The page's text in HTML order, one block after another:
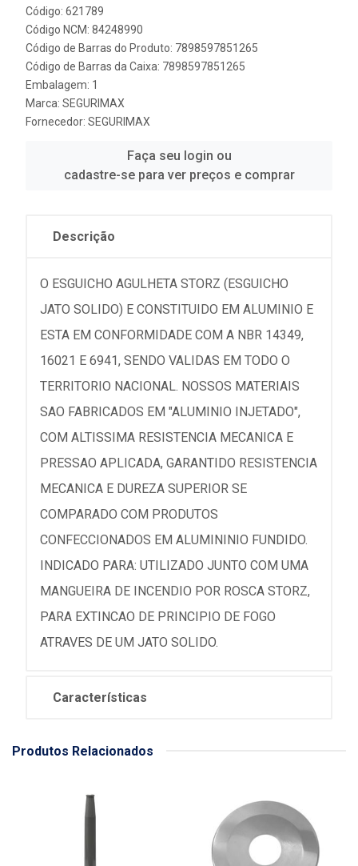
Código: 621789
Código NCM: 84248990
Código de Barras do Produto: 7898597851265
Código de Barras da Caixa: 7898597851265
Embalagem: 1
Marca: SEGURIMAX
Fornecedor: SEGURIMAX
Faça seu login ou
cadastre-se para ver preços e comprar
Descrição
O ESGUICHO AGULHETA STORZ (ESGUICHO
JATO SOLIDO) E CONSTITUIDO EM ALUMINIO E
ESTA EM CONFORMIDADE COM A NBR 14349,
16021 E 6941, SENDO VALIDAS EM TODO O
TERRITORIO NACIONAL. NOSSOS MATERIAIS
SAO FABRICADOS EM "ALUMINIO INJETADO",
COM ALTISSIMA RESISTENCIA MECANICA E
PRESSAO APLICADA, GARANTIDO RESISTENCIA
MECANICA E DUREZA SUPERIOR SE
COMPARADO COM PRODUTOS
CONFECCIONADOS EM ALUMININIO FUNDIDO.
INDICADO PARA: UTILIZADO JUNTO COM UMA
MANGUEIRA DE INCENDIO POR ROSCA STORZ,
PARA EXTINCAO DE PRINCIPIO DE FOGO
ATRAVES DE UM JATO SOLIDO.
Características
Produtos Relacionados